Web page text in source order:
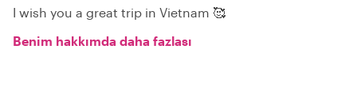
I wish you a great trip in Vietnam 🥰
Benim hakkımda daha fazlası